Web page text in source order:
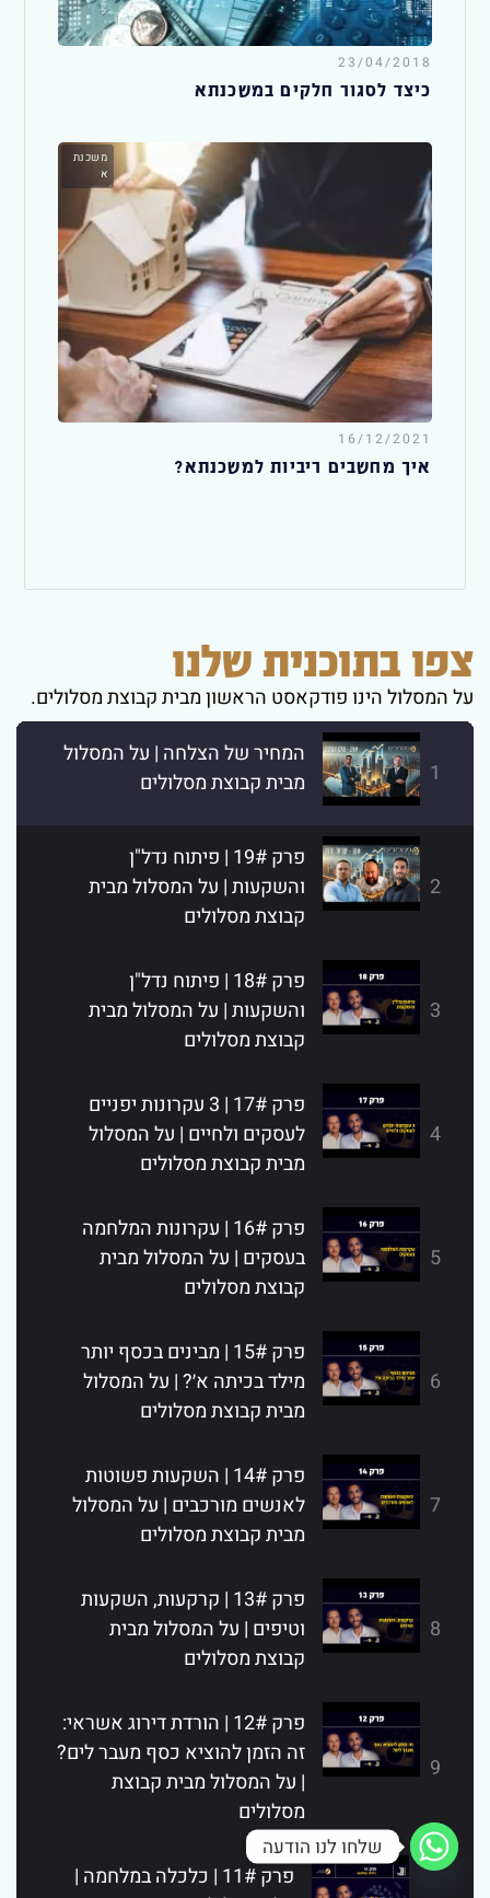
23/04/2018
כיצד לסגור חלקים במשכנתא
משכנת
א
16/12/2021
איך מחשבים ריביות למשכנתא?
צפו בתוכנית שלנו
על המסלול הינו פודקאסט הראשון מבית קבוצת מסלולים.
1
המחיר של הצלחה | על המסלול
מבית קבוצת מסלולים
2
פרק 19# | פיתוח נדל"ן
והשקעות | על המסלול מבית
קבוצת מסלולים
3
פרק 18# | פיתוח נדל"ן
והשקעות | על המסלול מבית
קבוצת מסלולים
4
פרק 17# | 3 עקרונות יפניים
לעסקים ולחיים | על המסלול
מבית קבוצת מסלולים
5
פרק 16# | עקרונות המלחמה
בעסקים | על המסלול מבית
קבוצת מסלולים
6
פרק 15# | מבינים בכסף יותר
מילד בכיתה א׳? | על המסלול
מבית קבוצת מסלולים
7
פרק 14# | השקעות פשוטות
לאנשים מורכבים | על המסלול
מבית קבוצת מסלולים
8
פרק 13# | קרקעות, השקעות
וטיפים | על המסלול מבית
קבוצת מסלולים
9
פרק 12# | הורדת דירוג אשראי:
זה הזמן להוציא כסף מעבר לים?
| על המסלול מבית קבוצת
מסלולים
פרק 11# | כלכלה במלחמה |
שלחו לנו הודעה